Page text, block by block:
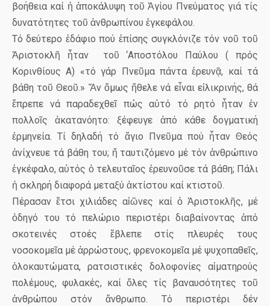
βοήθεια καί ἡ ἀποκάλυψη τοῦ Ἁγίου Πνεύματος γιά τίς
δυνατότητες τοῦ ἀνθρωπίνου ἐγκεφάλου.
Τό δεύτερο ἐδάφιο πού ἐπίσης συγκλόνιζε τόν νοῦ τοῦ
Ἀριστοκλῆ ἦταν
τοῦ ‘Αποστόλου Παύλου ( πρός
Κορινθίους Α) «τό γάρ Πνεῦμα πάντα ἐρευνᾷ, καί τά
βάθη τοῦ Θεοῦ.» Ἄν ὅμως ἤθελε νά εἶναι εἰλικρινής, θά
ἔπρεπε νά παραδεχθεῖ πώς αὐτό τό ρητό ἦταν ἐν
πολλοῖς ἀκατανόητο: ξέφευγε ἀπό κάθε δογματική
ἑρμηνεία. Τί δηλαδή τό ἅγιο Πνεῦμα πού ἦταν Θεός
ἀνίχνευε τά βάθη του; ἤ ταυτιζόμενο μέ τόν ἀνθρώπινο
ἐγκέφαλο, αὐτός ὁ τελευταῖος ἐρευνοῦσε τά βάθη; Πάλι
ἡ σκληρή διαφορά μεταξύ ἀκτίστου καί κτιστοῦ.
Πέρασαν ἔτσι χιλιάδες αἰῶνες καί ὁ Ἀριστοκλῆς, μέ
ὁδηγό του τό πελώριο περιστέρι διαβαίνοντας ἀπό
σκοτεινές στοές ἔβλεπε στίς πλευρές τους
νοσοκομεῖα μέ ἀρρώστους, φρενοκομεῖα μέ ψυχοπαθεῖς,
ὁλοκαυτώματα, ρατσιστικές δολοφονίες αἱματηρούς
πολέμους, φυλακές, καί ὅλες τίς βαναυσότητες τοῦ
ἀνθρώπου στόν ἄνθρωπο. Τό περιστέρι δέν